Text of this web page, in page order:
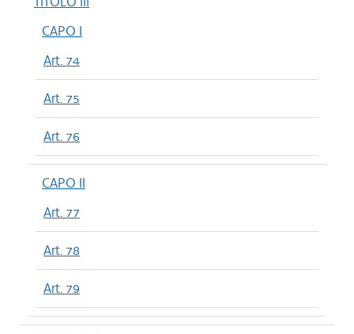
CAPO I
Art. 74
Art. 75
Art. 76
CAPO II
Art. 77
Art. 78
Art. 79